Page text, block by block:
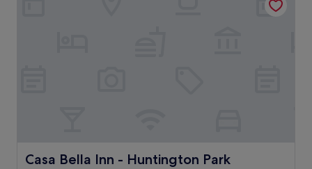
Casa Bella Inn - Huntington Park
Casa Bella Inn - Huntington Park